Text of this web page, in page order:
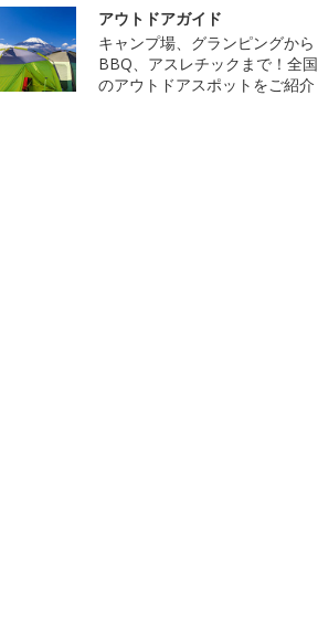
アウトドアガイド
キャンプ場、グランピングから
BBQ、アスレチックまで！全国
のアウトドアスポットをご紹介